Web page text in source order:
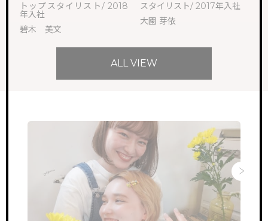
トップスタイリスト/ 2018
年入社
碧木 美文
スタイリスト/ 2017年入社
大園 芽依
ALL VIEW